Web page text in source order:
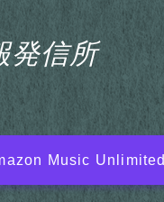
信所
PD ARTIST
Music Unlimited